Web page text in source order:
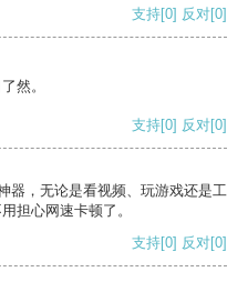
支持[0] 反对[0]
然。
支持[0] 反对[0]
器，无论是看视频、玩游戏还是工
担心网速卡顿了。
支持[0] 反对[0]